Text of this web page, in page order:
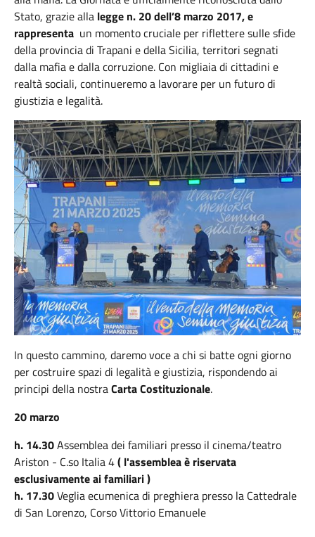
Stato, grazie alla legge n. 20 dell’8 marzo 2017, e
rappresenta un momento cruciale per riflettere sulle sfide
della provincia di Trapani e della Sicilia, territori segnati
dalla mafia e dalla corruzione. Con migliaia di cittadini e
realtà sociali, continueremo a lavorare per un futuro di
giustizia e legalità.
In questo cammino, daremo voce a chi si batte ogni giorno
per costruire spazi di legalità e giustizia, rispondendo ai
principi della nostraCarta Costituzionale.
20 marzo
h. 14.30Assemblea dei familiari presso il cinema/teatro
Ariston - C.so Italia 4( l'assemblea è riservata
esclusivamente ai familiari )
h. 17.30Veglia ecumenica di preghiera presso la Cattedrale
di San Lorenzo, Corso Vittorio Emanuele